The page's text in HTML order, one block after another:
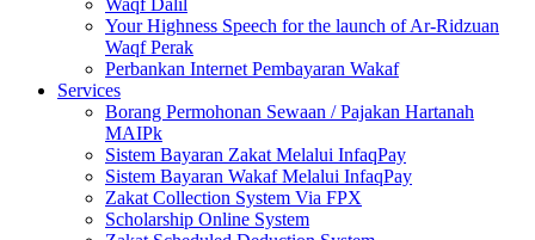
Your Highness Speech for the launch of Ar-Ridzuan
Waqf Perak
Perbankan Internet Pembayaran Wakaf
Services
Borang Permohonan Sewaan / Pajakan Hartanah
MAIPk
Sistem Bayaran Zakat Melalui InfaqPay
Sistem Bayaran Wakaf Melalui InfaqPay
Zakat Collection System Via FPX
Scholarship Online System